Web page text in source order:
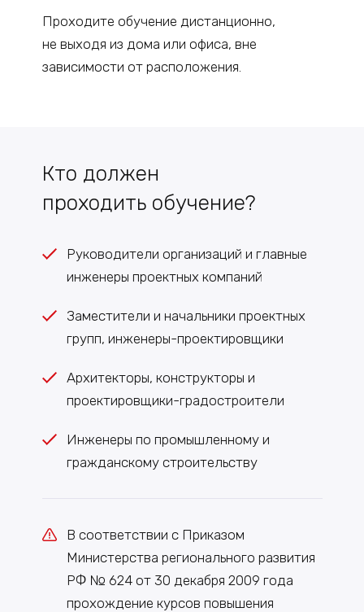
Проходите обучение дистанционно,
не выходя из дома или офиса, вне
зависимости от расположения.
Кто должен
проходить обучение?
Руководители организаций и главные
инженеры проектных компаний
Заместители и начальники проектных
групп, инженеры-проектировщики
Архитекторы, конструкторы и
проектировщики-градостроители
Инженеры по промышленному и
гражданскому строительству
В соответствии с Приказом
Министерства регионального развития
РФ № 624 от 30 декабря 2009 года
прохождение курсов повышения